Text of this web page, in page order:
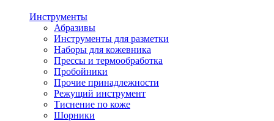
Инструменты
Абразивы
Инструменты для разметки
Наборы для кожевника
Прессы и термообработка
Пробойники
Прочие принадлежности
Режущий инструмент
Тиснение по коже
Шорники